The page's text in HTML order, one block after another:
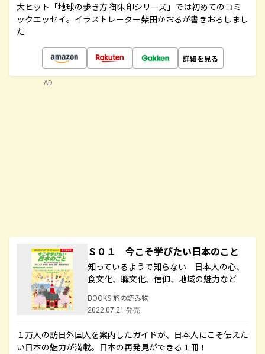
大ヒット「地球の歩き方 御朱印シリーズ」では初めてのコミ
ックエッセイ。イラストレーター柴田かおるが書きおろしまし
た
詳細を見る
Ｓ０１ 今こそ学びたい日本のこと
知っているようで知らない 日本人の心、
食文化、職文化、信仰、地域の魅力など
BOOKS 旅の読み物
2022.07.21 発売
１万人の訪日外国人を案内したガイドが、日本人にこそ伝えた
い日本の魅力が満載。日本の再発見ができる１冊！
AD